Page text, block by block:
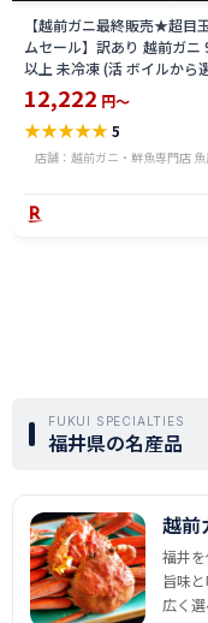
【越前ガニ最終販売★超目
ムセール】訳あり 越前ガニ
以上 未冷凍 (活 ボイルから
る) 福井県産 国産 産地直送
れ 訳ありカニ 越前がに ズワ
ニ 越前 かに 送料無料 etz-
12,222 円～
★★★★★5
店舗：越前ガニ・鮮魚専門店
FUKUI SPECIALTIES
福井県の名産品
越前
福井
旨味
広く